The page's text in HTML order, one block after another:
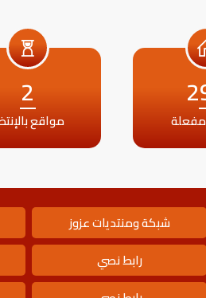
2
مواقع
شبكة ومنتديات عزوز
رابط نصي